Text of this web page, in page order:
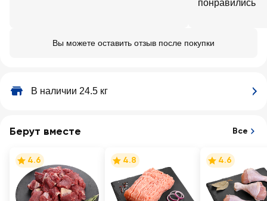
понравились
Вы можете оставить отзыв после покупки
В наличии 24.5 кг
Берут вместе Все
4.6 4.8 4.6